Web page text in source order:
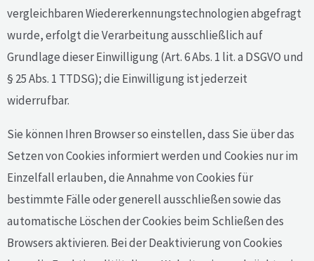
vergleichbaren Wiedererkennungstechnologien abgefragt
wurde, erfolgt die Verarbeitung ausschließlich auf
Grundlage dieser Einwilligung (Art. 6 Abs. 1 lit. a DSGVO und
§ 25 Abs. 1 TTDSG); die Einwilligung ist jederzeit
widerrufbar.
Sie können Ihren Browser so einstellen, dass Sie über das
Setzen von Cookies informiert werden und Cookies nur im
Einzelfall erlauben, die Annahme von Cookies für
bestimmte Fälle oder generell ausschließen sowie das
automatische Löschen der Cookies beim Schließen des
Browsers aktivieren. Bei der Deaktivierung von Cookies